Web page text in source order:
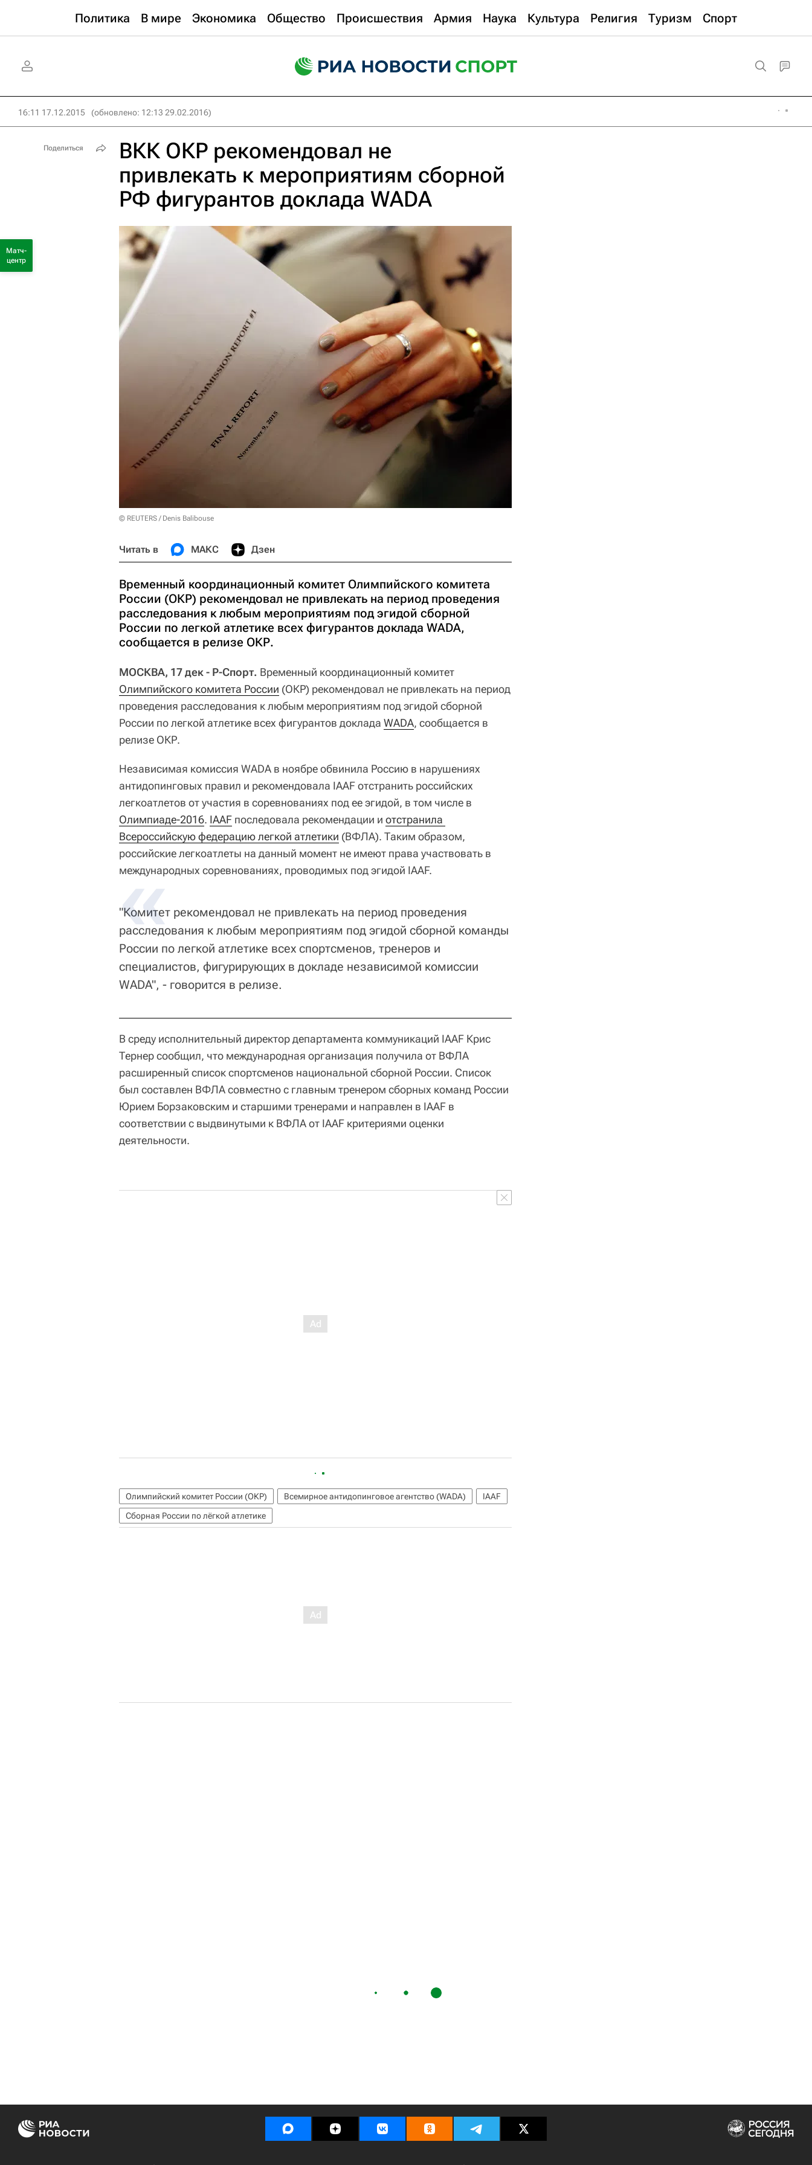
Политика В мире Экономика Общество Происшествия Армия Наука Культура Религия Туризм Спорт
16:11 17.12.2015 (обновлено: 12:13 29.02.2016)
ВКК ОКР рекомендовал не
привлекать к мероприятиям сборной
РФ фигурантов доклада WADA
© REUTERS / Denis Balibouse
Читать в МАКС Дзен
Временный координационный комитет Олимпийского комитета
России (ОКР) рекомендовал не привлекать на период проведения
расследования к любым мероприятиям под эгидой сборной
России по легкой атлетике всех фигурантов доклада WADA,
сообщается в релизе ОКР.
МОСКВА, 17 дек - Р-Спорт. Временный координационный комитет
Олимпийского комитета России (ОКР) рекомендовал не привлекать на период
проведения расследования к любым мероприятиям под эгидой сборной
России по легкой атлетике всех фигурантов доклада WADA, сообщается в
релизе ОКР.
Независимая комиссия WADA в ноябре обвинила Россию в нарушениях
антидопинговых правил и рекомендовала IAAF отстранить российских
легкоатлетов от участия в соревнованиях под ее эгидой, в том числе в
Олимпиаде-2016. IAAF последовала рекомендации и отстранила
Всероссийскую федерацию легкой атлетики (ВФЛА). Таким образом,
российские легкоатлеты на данный момент не имеют права участвовать в
международных соревнованиях, проводимых под эгидой IAAF.
"Комитет рекомендовал не привлекать на период проведения
расследования к любым мероприятиям под эгидой сборной команды
России по легкой атлетике всех спортсменов, тренеров и
специалистов, фигурирующих в докладе независимой комиссии
WADA", - говорится в релизе.
В среду исполнительный директор департамента коммуникаций IAAF Крис
Тернер сообщил, что международная организация получила от ВФЛА
расширенный список спортсменов национальной сборной России. Список
был составлен ВФЛА совместно с главным тренером сборных команд России
Юрием Борзаковским и старшими тренерами и направлен в IAAF в
соответствии с выдвинутыми к ВФЛА от IAAF критериями оценки
деятельности.
Олимпийский комитет России (ОКР) Всемирное антидопинговое агентство (WADA)
IAAF
Сборная России по лёгкой атлетике
Поделиться
Матч-
центр